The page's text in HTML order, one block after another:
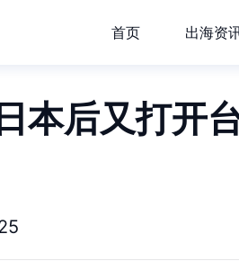
首页 出海资
本后又打开